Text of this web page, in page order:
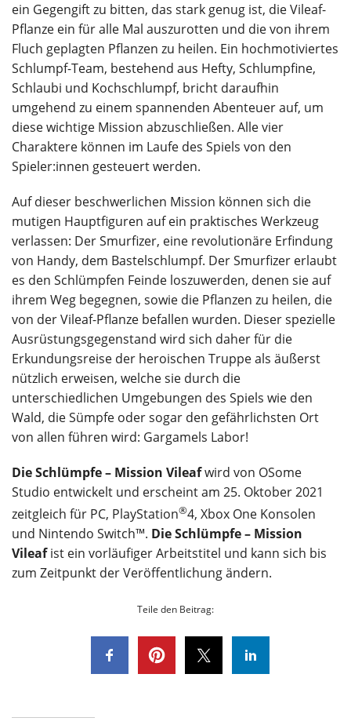
ein Gegengift zu bitten, das stark genug ist, die Vileaf-
Pflanze ein für alle Mal auszurotten und die von ihrem
Fluch geplagten Pflanzen zu heilen. Ein hochmotiviertes
Schlumpf-Team, bestehend aus Hefty, Schlumpfine,
Schlaubi und Kochschlumpf, bricht daraufhin
umgehend zu einem spannenden Abenteuer auf, um
diese wichtige Mission abzuschließen. Alle vier
Charaktere können im Laufe des Spiels von den
Spieler:innen gesteuert werden.
Auf dieser beschwerlichen Mission können sich die
mutigen Hauptfiguren auf ein praktisches Werkzeug
verlassen: Der Smurfizer, eine revolutionäre Erfindung
von Handy, dem Bastelschlumpf. Der Smurfizer erlaubt
es den Schlümpfen Feinde loszuwerden, denen sie auf
ihrem Weg begegnen, sowie die Pflanzen zu heilen, die
von der Vileaf-Pflanze befallen wurden. Dieser spezielle
Ausrüstungsgegenstand wird sich daher für die
Erkundungsreise der heroischen Truppe als äußerst
nützlich erweisen, welche sie durch die
unterschiedlichen Umgebungen des Spiels wie den
Wald, die Sümpfe oder sogar den gefährlichsten Ort
von allen führen wird: Gargamels Labor!
Die Schlümpfe – Mission Vileafwird von OSome
Studio entwickelt und erscheint am 25. Oktober 2021
zeitgleich für PC, PlayStation®4, Xbox One Konsolen
und Nintendo Switch™. Die Schlümpfe – Mission
Vileafist ein vorläufiger Arbeitstitel und kann sich bis
zum Zeitpunkt der Veröffentlichung ändern.
Teile den Beitrag: